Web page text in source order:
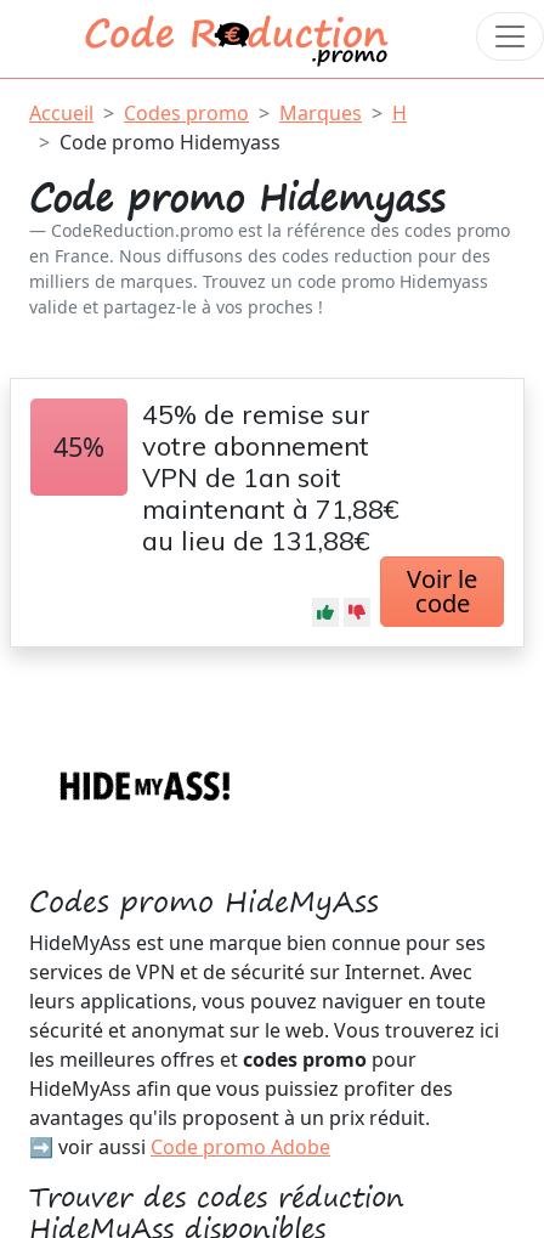
Accueil Codes promo Marques
H
Code promo Hidemyass
Code promo Hidemyass
CodeReduction.promo est la référence des codes promo
en France. Nous diffusons des codes reduction pour des
milliers de marques. Trouvez un code promo Hidemyass
valide et partagez-le à vos proches !
Codes promo HideMyAss
HideMyAss est une marque bien connue pour ses
services de VPN et de sécurité sur Internet. Avec
leurs applications, vous pouvez naviguer en toute
sécurité et anonymat sur le web. Vous trouverez ici
les meilleures offres etcodes promo pour
HideMyAss afin que vous puissiez profiter des
avantages qu'ils proposent à un prix réduit.
➡️ voir aussi Code promo Adobe
Trouver des codes réduction
HideMyAss disponibles
45%
45% de remise sur
votre abonnement
VPN de 1an soit
maintenant à 71,88€
au lieu de 131,88€
Voir le
code